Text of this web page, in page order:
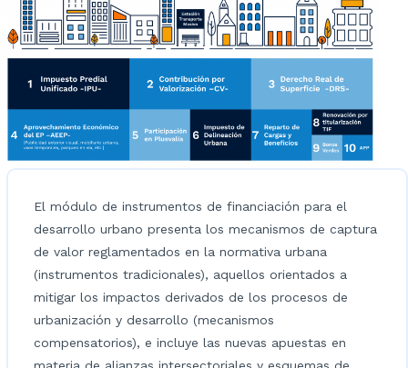
El módulo de instrumentos de financiación para el
desarrollo urbano presenta los mecanismos de captura
de valor reglamentados en la normativa urbana
(instrumentos tradicionales), aquellos orientados a
mitigar los impactos derivados de los procesos de
urbanización y desarrollo (mecanismos
compensatorios), e incluye las nuevas apuestas en